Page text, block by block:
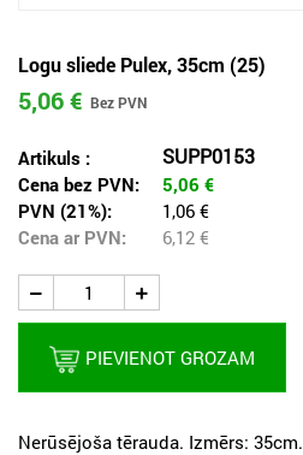
Logu sliede Pulex, 35cm (25)
5,06 €
Artikuls : SUPP0153
Cena bez PVN: 5,06 €
PVN (21%):
1,06 €
Cena ar PVN:
6,12 €
PIEVIENOT GROZAM
Nerūsējoša tērauda. Izmērs: 35cm.